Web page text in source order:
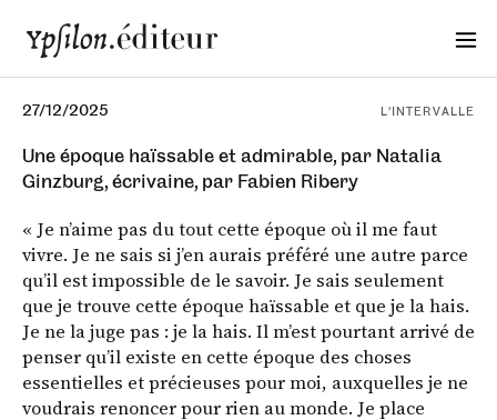
27/12/2025
Une époque haïssable et admirable, par Natalia
Ginzburg, écrivaine, par Fabien Ribery
L’INTERVALLE
« Je n’aime pas du tout cette époque où il me faut
vivre. Je ne sais si j’en aurais préféré une autre parce
qu’il est impossible de le savoir. Je sais seulement
que je trouve cette époque haïssable et que je la hais.
Je ne la juge pas : je la hais. Il m’est pourtant arrivé de
penser qu’il existe en cette époque des choses
essentielles et précieuses pour moi, auxquelles je ne
voudrais renoncer pour rien au monde. Je place